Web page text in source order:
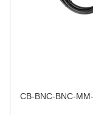
CB-BNC-BNC-